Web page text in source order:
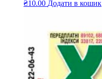
₴10.00 Додати в кошик